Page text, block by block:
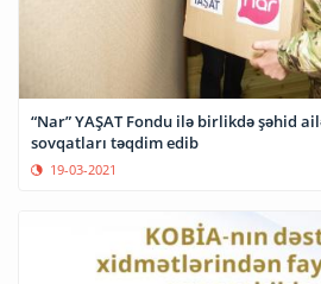
“Nar” YAŞAT Fondu ilə birlikdə şəhid
sovqatları təqdim edib
19-03-2021